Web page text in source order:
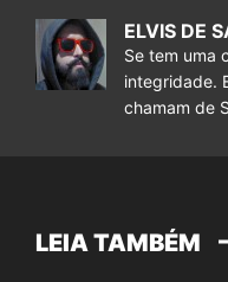
ELVIS DE
Se tem uma
integridade.
chamam de
LEIA TAMBÉM